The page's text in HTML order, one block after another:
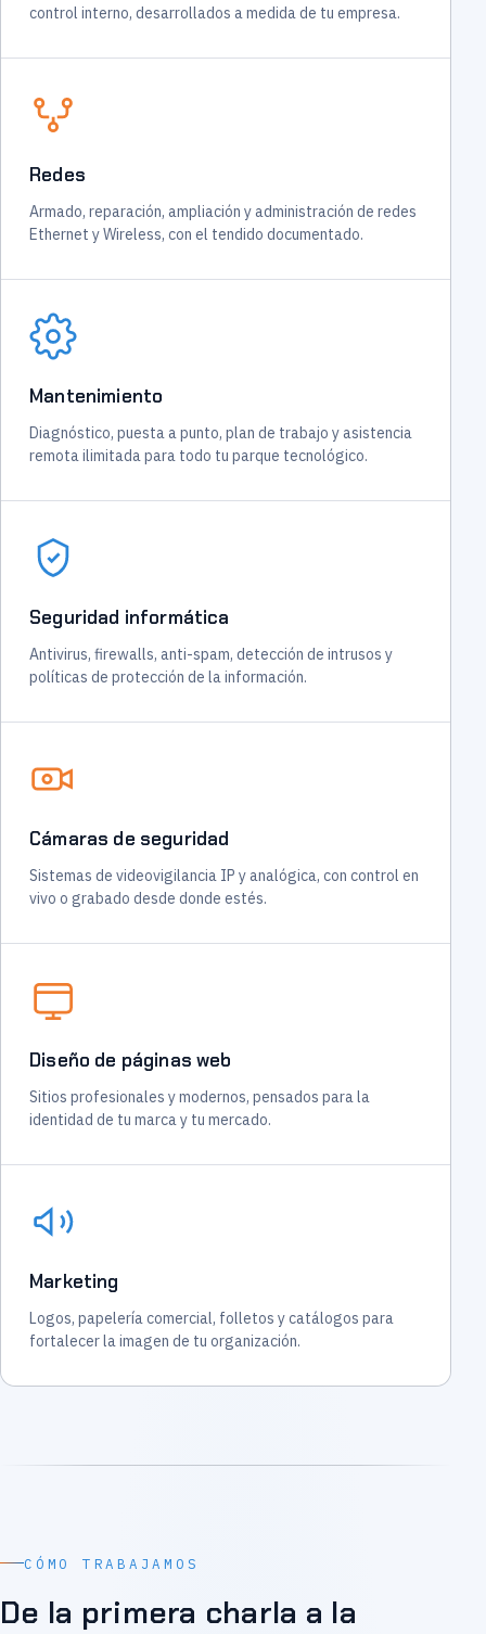
control interno, desarrollados a medida de tu empresa.
Redes
Armado, reparación, ampliación y administración de redes
Ethernet y Wireless, con el tendido documentado.
Mantenimiento
Diagnóstico, puesta a punto, plan de trabajo y asistencia
remota ilimitada para todo tu parque tecnológico.
Seguridad informática
Antivirus, firewalls, anti-spam, detección de intrusos y
políticas de protección de la información.
Cámaras de seguridad
Sistemas de videovigilancia IP y analógica, con control en
vivo o grabado desde donde estés.
Diseño de páginas web
Sitios profesionales y modernos, pensados para la
identidad de tu marca y tu mercado.
Marketing
Logos, papelería comercial, folletos y catálogos para
fortalecer la imagen de tu organización.
CÓMO TRABAJAMOS
De la primera charla a la